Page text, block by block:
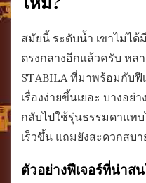
สมัยนี้ ระดับน้ำ เขาไม่ไ
ตรงกลางอีกแล้วครับ หล
STABILA ที่มาพร้อมกับฟี
เรื่องง่ายขึ้นเยอะ บางอย่
กลับไปใช้รุ่นธรรมดาแท
เร็วขึ้น แถมยังสะดวกสบ
ตัวอย่างฟีเจอร์ที่น่าส